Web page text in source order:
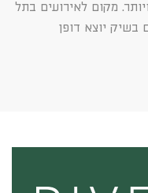
מקום לאירועים בתל
בשיק יוצא דופן